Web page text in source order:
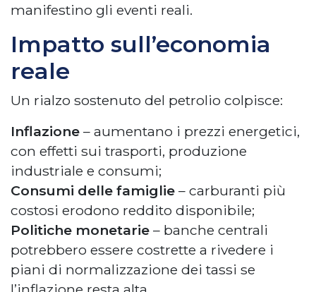
manifestino gli eventi reali.
Impatto sull’economia
reale
Un rialzo sostenuto del petrolio colpisce:
Inflazione – aumentano i prezzi energetici,
con effetti sui trasporti, produzione
industriale e consumi;
Consumi delle famiglie – carburanti più
costosi erodono reddito disponibile;
Politiche monetarie – banche centrali
potrebbero essere costrette a rivedere i
piani di normalizzazione dei tassi se